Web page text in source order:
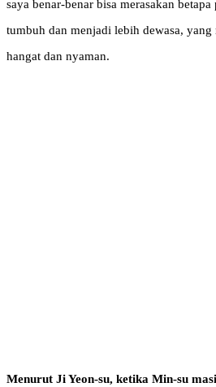
saya benar-benar bisa merasakan
tumbuh dan menjadi lebih dewasa, yang
hangat dan nyaman.
Menurut Ji Yeon-su, ketika Min-su